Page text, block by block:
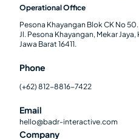
Operational Office
Pesona Khayangan Blok CK No 50.
Jl. Pesona Khayangan, Mekar
Jawa Barat 16411.
Phone
(+62) 812-8816-7422
Email
hello@badr-interactive.com
Company